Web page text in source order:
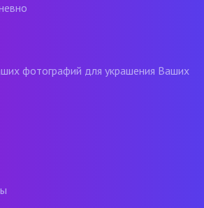
фотографий для украшения Ваших